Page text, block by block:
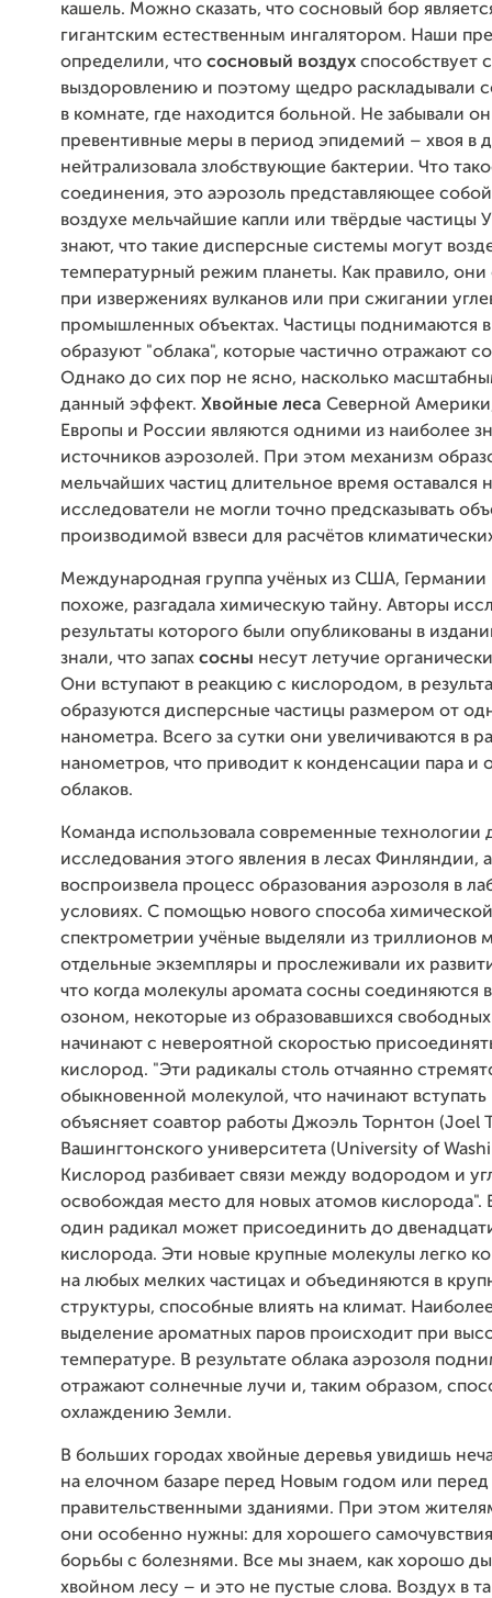
кашель. Можно сказать, что сосновый бор
гигантским естественным ингалятором. Наши
определили, что сосновый воздух способствует
выздоровлению и поэтому щедро раскладывали
в комнате, где находится больной. Не забывали
превентивные меры в период эпидемий – хвоя в
нейтрализовала злобствующие бактерии. Что
соединения, это аэрозоль представляющее
воздухе мельчайшие капли или твёрдые частицы
знают, что такие дисперсные системы могут
температурный режим планеты. Как правило, они
при извержениях вулканов или при сжигании
промышленных объектах. Частицы поднимаются
образуют "облака", которые частично отражают
Однако до сих пор не ясно, насколько
данный эффект. Хвойные леса Северной
Европы и России являются одними из наиболее
источников аэрозолей. При этом механизм
мельчайших частиц длительное время оставался
исследователи не могли точно предсказывать
производимой взвеси для расчётов
Международная группа учёных из США,
похоже, разгадала химическую тайну. Авторы
результаты которого были опубликованы в
знали, что запах сосны несут летучие
Они вступают в реакцию с кислородом, в
образуются дисперсные частицы размером от
нанометра. Всего за сутки они увеличиваются в
нанометров, что приводит к конденсации пара и
облаков.
Команда использовала современные технологии
исследования этого явления в лесах Финляндии,
воспроизвела процесс образования аэрозоля в
условиях. С помощью нового способа
спектрометрии учёные выделяли из триллионов
отдельные экземпляры и прослеживали их
что когда молекулы аромата сосны соединяются
озоном, некоторые из образовавшихся
начинают с невероятной скоростью
кислород. "Эти радикалы столь отчаянно
обыкновенной молекулой, что начинают
объясняет соавтор работы Джоэль Торнтон (Joel
Вашингтонского университета (University of
Кислород разбивает связи между водородом и
освобождая место для новых атомов кислорода".
один радикал может присоединить до
кислорода. Эти новые крупные молекулы легко
на любых мелких частицах и объединяются в
структуры, способные влиять на климат.
выделение ароматных паров происходит при
температуре. В результате облака аэрозоля
отражают солнечные лучи и, таким образом,
охлаждению Земли.
В больших городах хвойные деревья увидишь
на елочном базаре перед Новым годом или перед
правительственными зданиями. При этом
они особенно нужны: для хорошего
борьбы с болезнями. Все мы знаем, как хорошо
хвойном лесу – и это не пустые слова. Воздух в